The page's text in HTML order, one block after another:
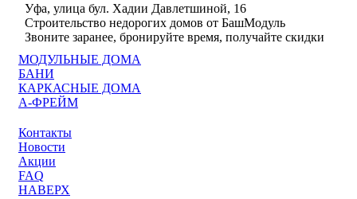
Уфа, улица бул. Хадии Давлетшиной, 16
Строительство недорогих домов от БашМодуль
Звоните заранее, бронируйте время, получайте скидки
Контакты
Новости
Акции
FAQ
НАВЕРХ
МОДУЛЬНЫЕ ДОМА
БАНИ
КАРКАСНЫЕ ДОМА
А-ФРЕЙМ